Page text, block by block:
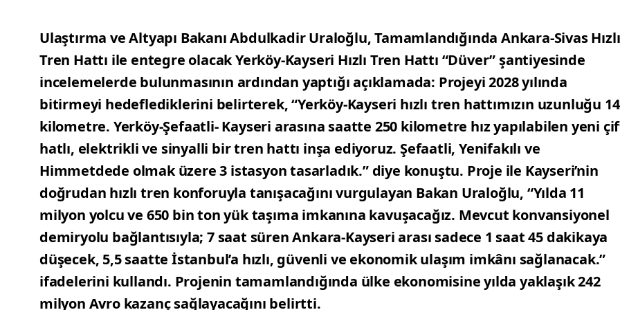
Ulaştırma ve Altyapı Bakanı Abdulkadir Uraloğlu, Tamamlandığında Ankara-Sivas Hızlı
Tren Hattı ile entegre olacak Yerköy-Kayseri Hızlı Tren Hattı “Düver” şantiyesinde
incelemelerde bulunmasının ardından yaptığı açıklamada: Projeyi 2028 yılında
bitirmeyi hedeflediklerini belirterek, “Yerköy-Kayseri hızlı tren hattımızın uzunluğu
kilometre. Yerköy-Şefaatli- Kayseri arasına saatte 250 kilometre hız yapılabilen yeni
hatlı, elektrikli ve sinyalli bir tren hattı inşa ediyoruz. Şefaatli, Yenifakılı ve
Himmetdede olmak üzere 3 istasyon tasarladık.” diye konuştu. Proje ile Kayseri’nin
doğrudan hızlı tren konforuyla tanışacağını vurgulayan Bakan Uraloğlu, “Yılda 11
milyon yolcu ve 650 bin ton yük taşıma imkanına kavuşacağız. Mevcut konvansiyonel
demiryolu bağlantısıyla; 7 saat süren Ankara-Kayseri arası sadece 1 saat 45 dakikaya
düşecek, 5,5 saatte İstanbul’a hızlı, güvenli ve ekonomik ulaşım imkânı sağlanacak.”
ifadelerini kullandı. Projenin tamamlandığında ülke ekonomisine yılda yaklaşık 242
milyon Avro kazanç sağlayacağını belirtti.